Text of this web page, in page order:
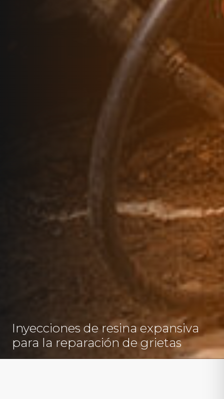
Inyecciones de resina expansiva
para la reparación de grietas